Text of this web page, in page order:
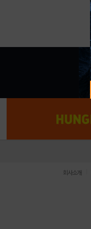
회사소개